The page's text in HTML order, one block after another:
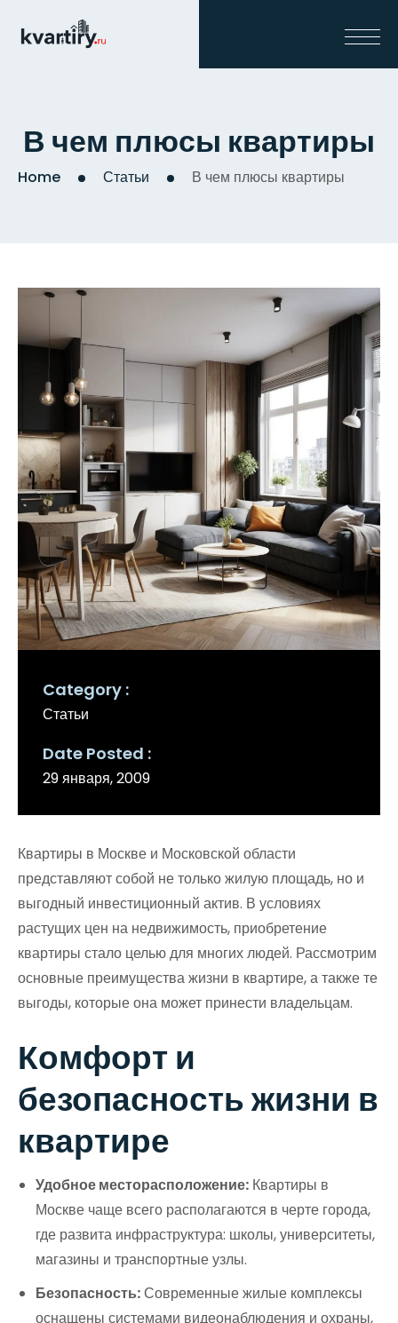
В чем плюсы квартиры
Home Статьи В чем плюсы квартиры
Category
Статьи
Date Posted
29 января, 2009
Квартиры в Москве и Московской области
представляют собой не только жилую площадь, но и
выгодный инвестиционный актив. В условиях
растущих цен на недвижимость, приобретение
квартиры стало целью для многих людей. Рассмотрим
основные преимущества жизни в квартире, а также те
выгоды, которые она может принести владельцам.
Комфорт и
безопасность жизни в
квартире
Удобное месторасположение: Квартиры в
Москве чаще всего располагаются в черте города,
где развита инфраструктура: школы, университеты,
магазины и транспортные узлы.
Безопасность:Современные жилые комплексы
оснащены системами видеонаблюдения и охраны,